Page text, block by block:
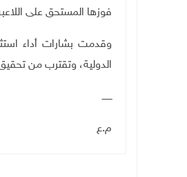
فوزها المستحق على اللاعبة الأوكرانية
وقدمت بشارات أداء
الدولية، وتقترب من
ـــــــ
م.ع